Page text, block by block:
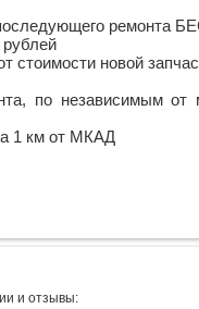
последующего ремонта
стоимости новой
по независимым от
1 км от МКАД
и отзывы: